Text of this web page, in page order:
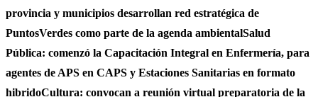
provincia y municipios desarrollan red estratégica de
PuntosVerdes como parte de la agenda ambientalSalud
Pública: comenzó la Capacitación Integral en Enfermería, para
agentes de APS en CAPS y Estaciones Sanitarias en formato
hibridoCultura: convocan a reunión virtual preparatoria de la